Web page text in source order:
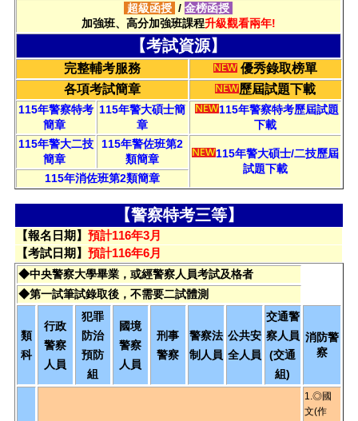
超級函授 /金榜函授
加強班、高分加強班課程升級觀看兩年!
【考試資源】
完整輔考服務
優秀錄取榜單
各項考試簡章
歷屆試題下載
115年警察特考
簡章
115年警大碩士簡
章
115年警察特考歷屆試題
下載
115年警大二技
簡章
115年警佐班第2
類簡章
115年警大碩士/二技歷屆
試題下載
115年消佐班第2類簡章
【警察特考三等】
【報名日期】 預計116年3月
【考試日期】 預計116年6月
◆中央警察大學畢業，或經警察人員考試及格者
◆第一試筆試錄取後，不需要二試體測
類
科
行政
警察
人員
犯罪
防治
預防
組
國境
警察
人員
刑事
警察
警察法
制人員
公共安
全人員
交通警
察人員
(交通
組)
消防警
察
1.◎國
文(作